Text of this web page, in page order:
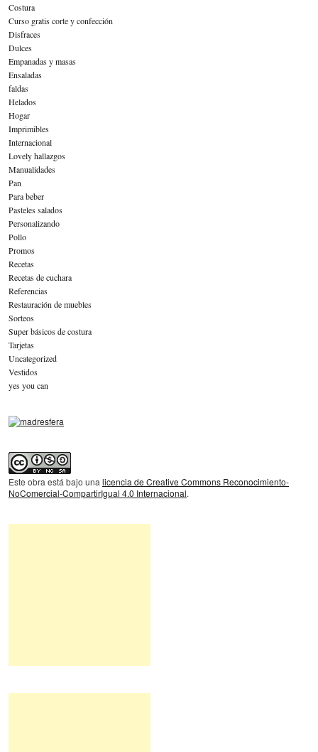
Costura
Curso gratis corte y confección
Disfraces
Dulces
Empanadas y masas
Ensaladas
faldas
Helados
Hogar
Imprimibles
Internacional
Lovely hallazgos
Manualidades
Pan
Para beber
Pasteles salados
Personalizando
Pollo
Promos
Recetas
Recetas de cuchara
Referencias
Restauración de muebles
Sorteos
Super básicos de costura
Tarjetas
Uncategorized
Vestidos
yes you can
Este obra está bajo una licencia de Creative Commons Reconocimiento-
NoComercial-CompartirIgual 4.0 Internacional.